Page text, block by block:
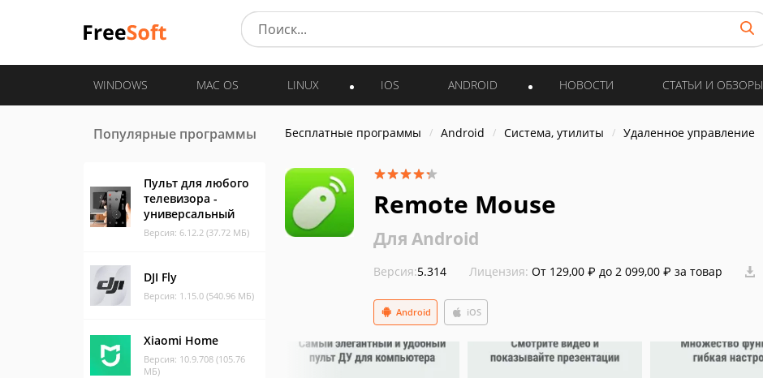
WINDOWS MAC OS LINUX IOS ANDROID НОВОСТИ СТАТЬИ И ОБЗОРЫ
Популярные программы
Пульт для любого
телевизора -
универсальный
Версия: 6.12.2 (37.72 МБ)
DJI Fly
Версия: 1.15.0 (540.96 МБ)
Xiaomi Home
Версия: 10.9.708 (105.76
МБ)
Бесплатные программы Android Система, утилиты Удаленное управление
Remote Mouse
Для Android
Версия:5.314 Лицензия: От 129,00 ₽ до 2 099,00 ₽ за товар
Android iOS